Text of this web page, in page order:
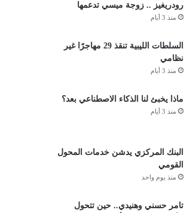
رودريغيز .. زوجة ميسي تدعمها
منذ 3 أيام
السلطات الليبية تنقذ 29 مهاجرًا غير
نظامي
منذ 3 أيام
ماذا يخبئ لنا الذكاء الاصطناعي بعد؟
منذ 3 أيام
البنك المركزي يدشن خدمات المحول
القومي
منذ يوم واحد
تامر حسني وهنيدي.. حين تتحول